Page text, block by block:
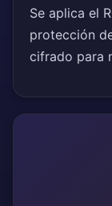
Se aplica el
protección
cifrado para